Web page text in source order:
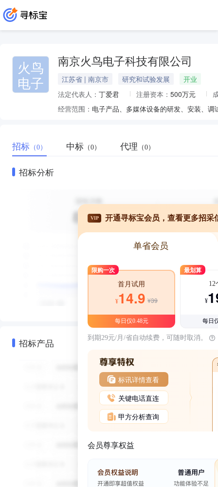
火鸟
电子
南京火鸟电子科技有限公司
江苏省 | 南京市 研究和试验发展
开业
法定代表人： 丁爱君 注册资本： 500万元
经营范围：
招标 （0） 中标 （0） 代理 （0）
招标分析
招标产品
VIP 开通寻标宝会员，查看更多招采
单省会员
限购一次
首月试用
¥14.9 ¥39
每日仅0.48元
最划算
12
¥
每日
到期29元/月/省自动续费，可随时取消。
标讯详情查看
关键电话直连
甲方分析查询
会员尊享权益